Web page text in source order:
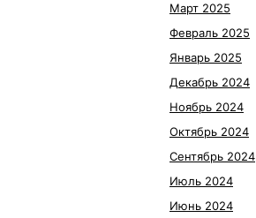
Март 2025
Февраль 2025
Январь 2025
Декабрь 2024
Ноябрь 2024
Октябрь 2024
Сентябрь 2024
Июль 2024
Июнь 2024